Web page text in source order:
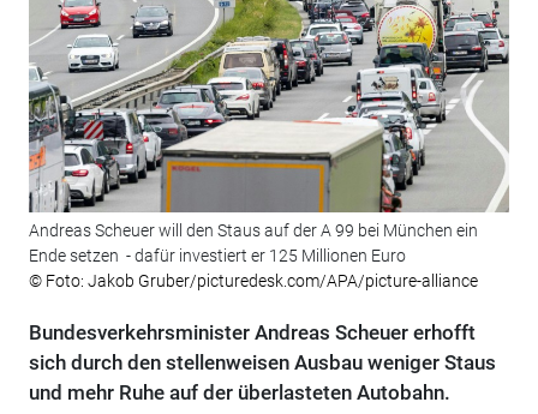
Andreas Scheuer will den Staus auf der A 99 bei München ein
Ende setzen - dafür investiert er 125 Millionen Euro
© Foto: Jakob Gruber/picturedesk.com/APA/picture-alliance
Bundesverkehrsminister Andreas Scheuer erhofft
sich durch den stellenweisen Ausbau weniger Staus
und mehr Ruhe auf der überlasteten Autobahn.